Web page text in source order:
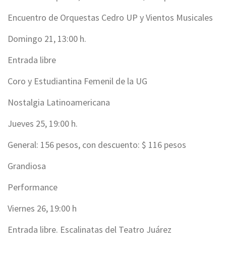
Encuentro de Orquestas Cedro UP y Vientos Musicales
Domingo 21, 13:00 h.
Entrada libre
Coro y Estudiantina Femenil de la UG
Nostalgia Latinoamericana
Jueves 25, 19:00 h.
General: 156 pesos, con descuento: $ 116 pesos
Grandiosa
Performance
Viernes 26, 19:00 h
Entrada libre. Escalinatas del Teatro Juárez